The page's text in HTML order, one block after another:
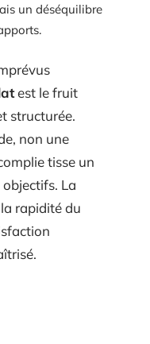
un déséquilibre
est le fruit
structurée.
non une
tisse un
La
rapidité du